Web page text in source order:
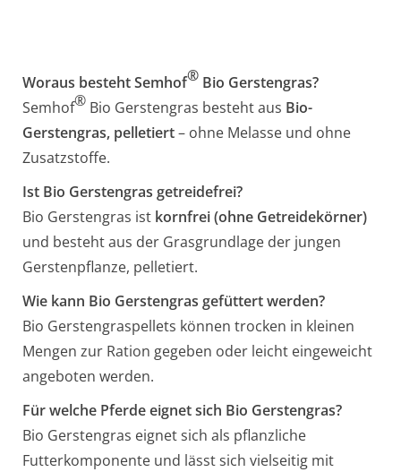
Woraus besteht Semhof® Bio Gerstengras?
Semhof® Bio Gerstengras besteht aus Bio-
Gerstengras, pelletiert– ohne Melasse und ohne
Zusatzstoffe.
Ist Bio Gerstengras getreidefrei?
Bio Gerstengras ist kornfrei (ohne Getreidekörner)
und besteht aus der Grasgrundlage der jungen
Gerstenpflanze, pelletiert.
Wie kann Bio Gerstengras gefüttert werden?
Bio Gerstengraspellets können trocken in kleinen
Mengen zur Ration gegeben oder leicht eingeweicht
angeboten werden.
Für welche Pferde eignet sich Bio Gerstengras?
Bio Gerstengras eignet sich als pflanzliche
Futterkomponente und lässt sich vielseitig mit